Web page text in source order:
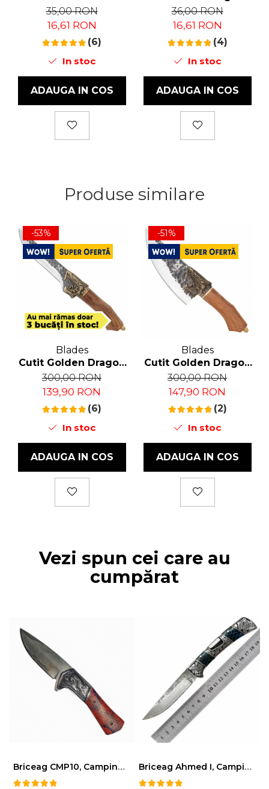
Rafinat, 50 ml
35,00 RON
16,61 RON
(6)
In stoc
ADAUGA IN COS
Blades®, 50 ml
36,00 RON
16,61 RON
(4)
In stoc
ADAUGA IN COS
Produse similare
-53%
Blades
Cutit Golden Dragon
I, Bucatarie &
Camping, Finisaj
Hammered, Otel
7Cr17, Maner Lemn
300,00 RON
139,90 RON
(6)
In stoc
ADAUGA IN COS
-51%
Blades
Cutit Golden Dragon
II, Bucatarie &
Camping, Finisaj
Hammered, Otel
7Cr17, Maner Lemn
300,00 RON
147,90 RON
(2)
In stoc
ADAUGA IN COS
Vezi spun cei care au
cumpărat
Briceag CMP10, Camping & Drumetie, Otel Damasc VG10 Core, Maner Albastru, 23 cm Briceag Ahmed I, Camping & Drumetie, Otel Damasc VG10 Core, Maner Rosu Fosforescent, 22 cm